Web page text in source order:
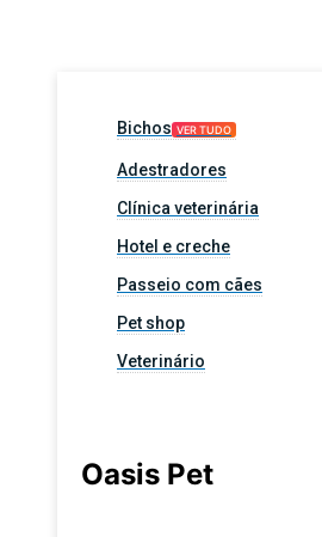
Bichos VER TUDO
Adestradores
Clínica veterinária
Hotel e creche
Passeio com cães
Pet shop
Veterinário
Oasis Pet